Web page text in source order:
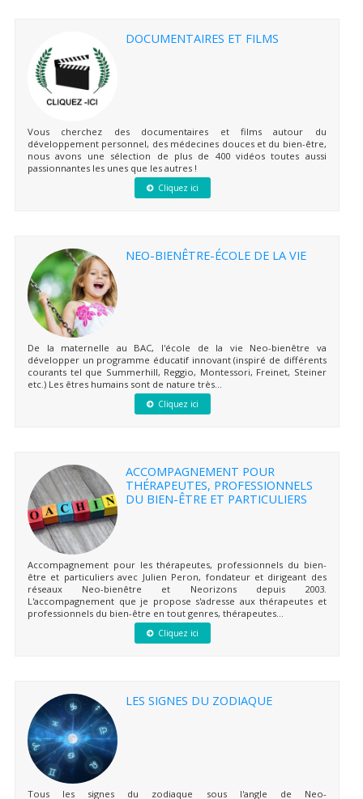
DOCUMENTAIRES ET FILMS
Vous cherchez des documentaires et films autour du
développement personnel, des médecines douces et du bien-être,
nous avons une sélection de plus de 400 vidéos toutes aussi
passionnantes les unes que les autres !
Cliquez ici
NEO-BIENÊTRE-ÉCOLE DE LA VIE
De la maternelle au BAC, l'école de la vie Neo-bienêtre va
développer un programme éducatif innovant (inspiré de différents
courants tel que Summerhill, Reggio, Montessori, Freinet, Steiner
etc.) Les êtres humains sont de nature très...
Cliquez ici
ACCOMPAGNEMENT POUR
THÉRAPEUTES, PROFESSIONNELS
DU BIEN-ÊTRE ET PARTICULIERS
Accompagnement pour les thérapeutes, professionnels du bien-
être et particuliers avec Julien Peron, fondateur et dirigeant des
réseaux Neo-bienêtre et Neorizons depuis 2003.
L'accompagnement que je propose s'adresse aux thérapeutes et
professionnels du bien-être en tout genres, thérapeutes...
Cliquez ici
LES SIGNES DU ZODIAQUE
Tous les signes du zodiaque sous l'angle de Neo-